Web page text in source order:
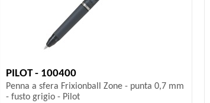
PILOT - 100400
Penna a sfera Frixionball Zone - punta 0,7 mm
- fusto grigio - Pilot